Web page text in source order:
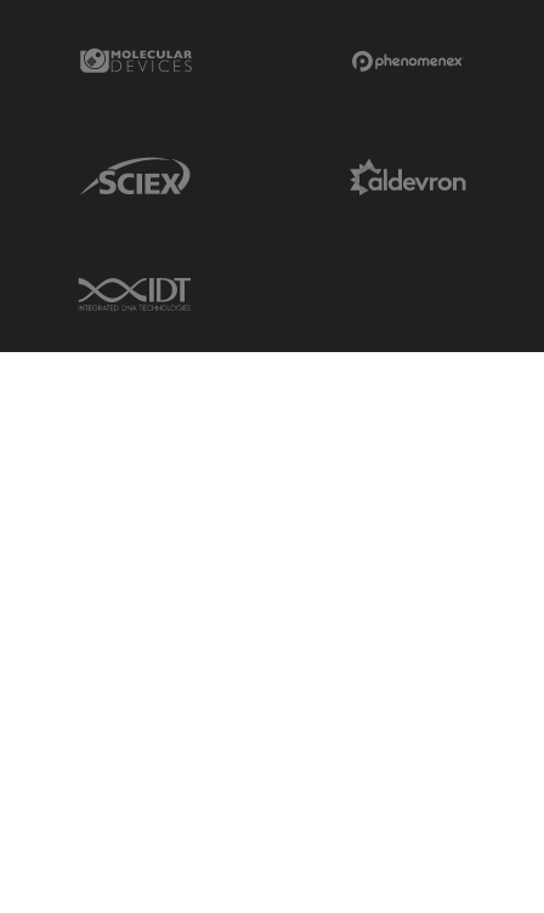
Molecular Devices Link
Sciex Link
IDT Link